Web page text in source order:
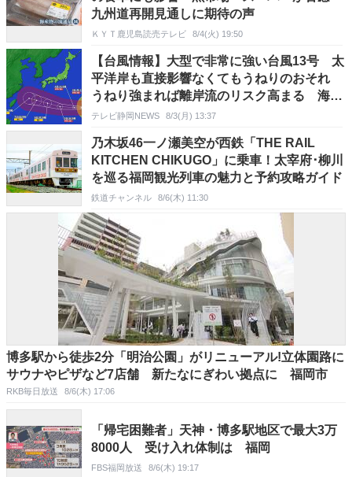
九州道再開見通しに期待の声
ＫＹＴ鹿児島読売テレビ 8/4(火) 19:50
【台風情報】大型で非常に強い台風13号 太
平洋岸も直接影響なくてもうねりのおそれ
うねり強まれば離岸流のリスク高まる 海の
レジャーに支障も 前日に最新情報の確認を
テレビ静岡NEWS 8/3(月) 13:37
乃木坂46一ノ瀬美空が西鉄「THE RAIL
KITCHEN CHIKUGO」に乗車！太宰府･柳川
を巡る福岡観光列車の魅力と予約攻略ガイド
鉄道チャンネル 8/6(木) 11:30
博多駅から徒歩2分「明治公園」がリニューアル!立体園路に
サウナやピザなど7店舗 新たなにぎわい拠点に 福岡市
RKB毎日放送 8/6(木) 17:06
「帰宅困難者」天神・博多駅地区で最大3万
8000人 受け入れ体制は 福岡
FBS福岡放送 8/6(木) 19:17